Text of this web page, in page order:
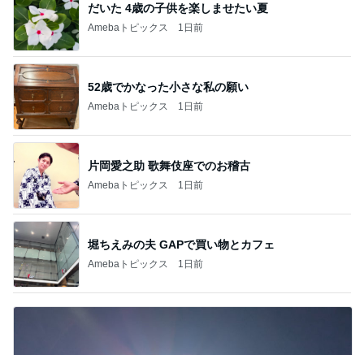
だいた 4歳の子供を楽しませたい夏
Amebaトピックス 1日前
52歳でかなった小さな私の願い
Amebaトピックス 1日前
片岡愛之助 歌舞伎座でのお稽古
Amebaトピックス 1日前
堀ちえみの夫 GAPで買い物とカフェ
Amebaトピックス 1日前